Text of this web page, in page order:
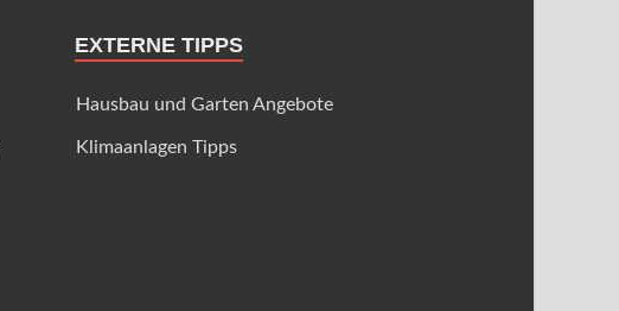
EXTERNE TIPPS
Hausbau und Garten Angebote
Klimaanlagen Tipps